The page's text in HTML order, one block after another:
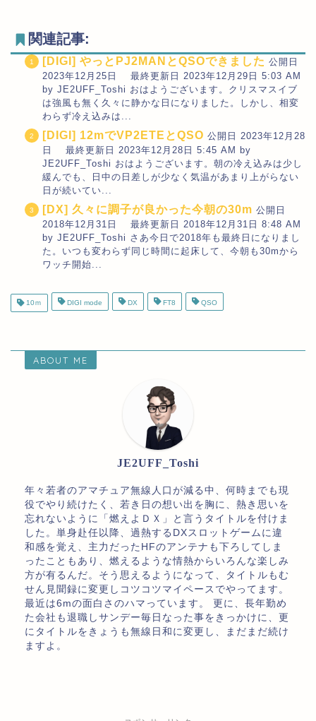
関連記事:
[DIGI] やっとPJ2MANとQSOできました 公開日
2023年12月25日 最終更新日 2023年12月29日 5:03 AM
by JE2UFF_Toshi おはようございます。クリスマスイブ
は強風も無く久々に静かな日になりました。しかし、相変
わらず冷え込みは...
[DIGI] 12mでVP2ETEとQSO 公開日 2023年12月28
日 最終更新日 2023年12月28日 5:45 AM by
JE2UFF_Toshi おはようございます。朝の冷え込みは少し
緩んでも、日中の日差しが少なく気温があまり上がらない
日が続いてい...
[DX] 久々に調子が良かった今朝の30m 公開日
2018年12月31日 最終更新日 2018年12月31日 8:48 AM
by JE2UFF_Toshi さあ今日で2018年も最終日になりまし
た。いつも変わらず同じ時間に起床して、今朝も30mから
ワッチ開始...
10ｍ DIGI mode DX FT8 QSO
ABOUT ME
JE2UFF_Toshi
年々若者のアマチュア無線人口が減る中、何時までも現
役でやり続けたく、若き日の想い出を胸に、熱き思いを
忘れないように「燃えよＤＸ」と言うタイトルを付けま
した。単身赴任以降、過熱するDXスロットゲームに違
和感を覚え、主力だったHFのアンテナも下ろしてしま
ったこともあり、燃えるような情熱からいろんな楽しみ
方が有るんだ。そう思えるようになって、タイトルもむ
せん見聞録に変更しコツコツマイペースでやってます。
最近は6mの面白さのハマっています。 更に、長年勤め
た会社も退職しサンデー毎日なった事をきっかけに、更
にタイトルをきょうも無線日和に変更し、まだまだ続け
ますよ。